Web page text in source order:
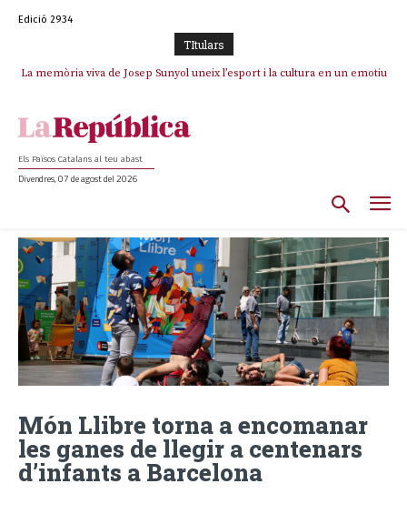
Edició 2934
TItulars
La memòria viva de Josep Sunyol uneix l’esport i la cultura en un emotiu
Els Països Catalans al teu abast
Divendres, 07 de agost del 2026
Món Llibre torna a encomanar
les ganes de llegir a centenars
d’infants a Barcelona